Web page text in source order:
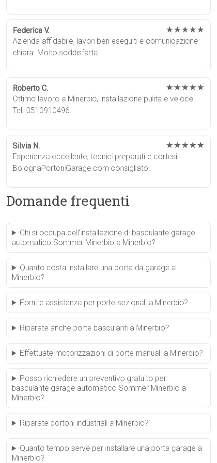
Federica V. ★★★★★
Azienda affidabile, lavori ben eseguiti e comunicazione
chiara. Molto soddisfatta.
Roberto C. ★★★★★
Ottimo lavoro a Minerbio, installazione pulita e veloce.
Tel. 0510910496.
Silvia N. ★★★★★
Esperienza eccellente, tecnici preparati e cortesi.
BolognaPortoniGarage.com consigliato!
Domande frequenti
Chi si occupa dell’installazione di basculante garage
automatico Sommer Minerbio a Minerbio?
Quanto costa installare una porta da garage a
Minerbio?
Fornite assistenza per porte sezionali a Minerbio?
Riparate anche porte basculanti a Minerbio?
Effettuate motorizzazioni di porte manuali a Minerbio?
Posso richiedere un preventivo gratuito per
basculante garage automatico Sommer Minerbio a
Minerbio?
Riparate portoni industriali a Minerbio?
Quanto tempo serve per installare una porta garage a
Minerbio?